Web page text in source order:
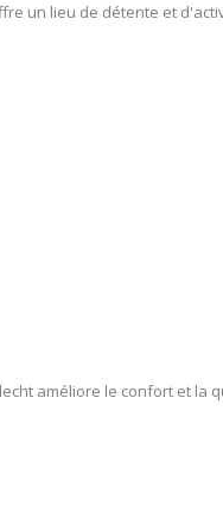
un lieu de détente et
améliore le confort et la